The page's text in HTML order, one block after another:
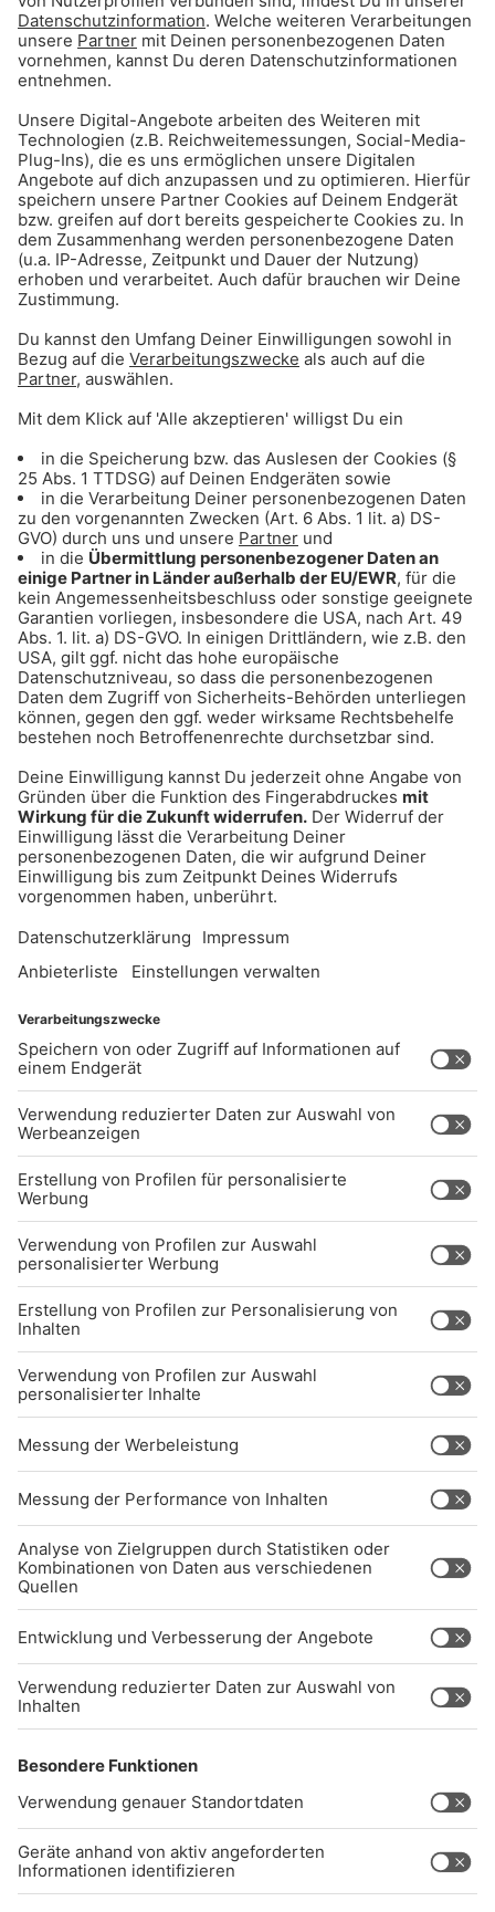
Diese Marktstände machen mit
Betriebe am Projekt:
Fritz Mühlenbäckerei
Caspar Plautz
Kaffeerösterei Viktualienmarkt
Münchner Suppenküche
Leo’s Obststandl
Beim Trübenecker
Chicos Saftbar
Honighäusl
Tretter
Weitere Marktstände sollen folgen.
UNTERNEHMEN
Kontakt
Jobs
Sendeempfang
Über uns
BARRIEREFREIHEIT: WIR ARBEITEN DERZEIT
AKTIV DARAN, UNSERE WEBSITE
BARRIEREFREI ZU GESTALTEN - GEMÄSS D
EN ANFORDERUNGEN DES B
ARRIEREFREIHEITSSTÄRKUNGSGESETZES. W
ENN SIE AUF BARRIEREN STOSSEN ODER UN
NTAKTIEREN SIE UNS GERNE.
Studio-Hotline
(089) 38 38 38 38
info@radiogong.de
Impressum